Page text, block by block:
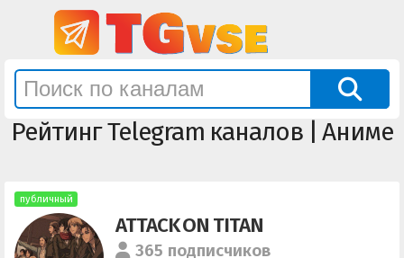
Рейтинг Telegram каналов | Аниме
публичный
ATTACK ON TITAN
365 подписчиков